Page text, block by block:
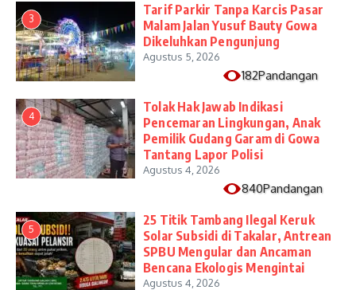
3
Tarif Parkir Tanpa Karcis Pasar
Malam Jalan Yusuf Bauty Gowa
Dikeluhkan Pengunjung
Agustus 5, 2026
182Pandangan
4
Tolak Hak Jawab Indikasi
Pencemaran Lingkungan, Anak
Pemilik Gudang Garam di Gowa
Tantang Lapor Polisi
Agustus 4, 2026
840Pandangan
5
25 Titik Tambang Ilegal Keruk
Solar Subsidi di Takalar, Antrean
SPBU Mengular dan Ancaman
Bencana Ekologis Mengintai
Agustus 4, 2026